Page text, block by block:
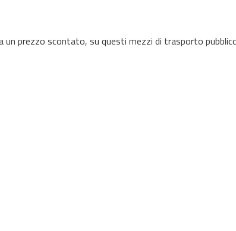
un prezzo scontato, su questi mezzi di trasporto